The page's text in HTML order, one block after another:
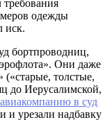
требования
одежды
иск.
бортпроводниц,
Они даже
(«старые, толстые,
до Иерусалимской,
в суд
и урезали надбавку